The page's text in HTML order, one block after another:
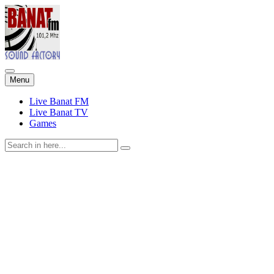
Menu Skip
to
content
Live Banat FM
Live Banat TV
Games
Search
for: